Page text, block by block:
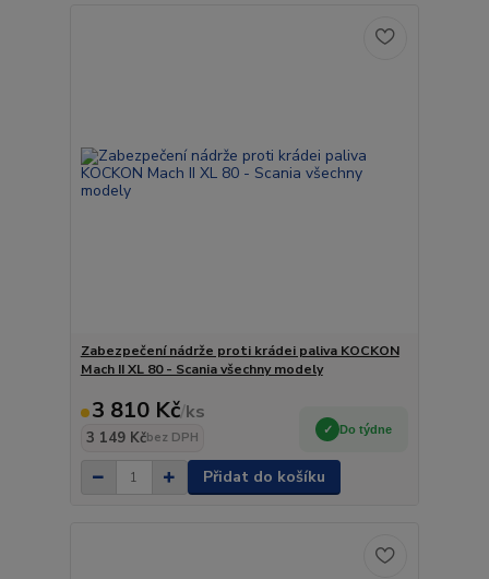
Zabezpečení nádrže proti krádei paliva KOCKON
Mach II XL 80 - Scania všechny modely
3 810 Kč/ks
3 149 Kčbez DPH
Do týdne
Přidat do košíku